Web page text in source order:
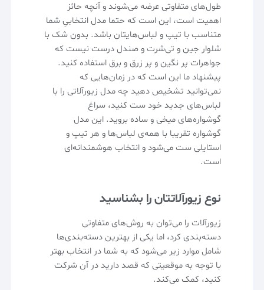
طول‌های متفاوتی عرضه می‌شوند و آنچه حائز
اهمیت است، این است که حتما مدل انتخابیِ شما
متناسب با تیپ و لباس‌هایتان باشد. بدون شک با
شلوار جین و تی‌شرت و صندل درست نیست که
جواهرات پر نگین و پر زرق و برق استفاده کنید.
پیشنهاد ما این است که در زمان‌هایی که
نمی‌توانید تشخیص دهید چه مدل زیورآلاتی را با
لباس‌های جدید خود ست کنید، سراغ
گوشواره‌های میخی و ساده بروید. این مدل
گوشواره تقریبا با همه‌ی لباس‌ها و هر تیپ و
استایلی ست می‌شود و انتخاب هوشمندانه‌ای
است.
نوع زیورآلاتتان را بشناسید
زیورآلات را می‌توان به روش‌های متفاوتی
دسته‌بندی کرد، اما یکی از بهترین دسته‌بندی‌ها
شامل موارد زیر می‌شود که به شما در انتخاب بهتر
با توجه به موقعیتی که قصد دارید در آن شرکت
کنید، کمک می‌کند.